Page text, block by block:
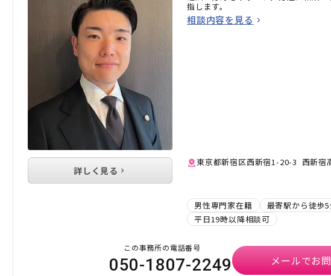
指します。
相談内容を見る
東京都新宿区西新宿1-20-3 西新宿
男性専門家在籍 最寄駅から徒歩
平日19時以降相談可
詳しく見る
この事務所の電話番号
050-1807-2249 メールでお